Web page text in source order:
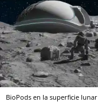
BioPods en la superficie lunar